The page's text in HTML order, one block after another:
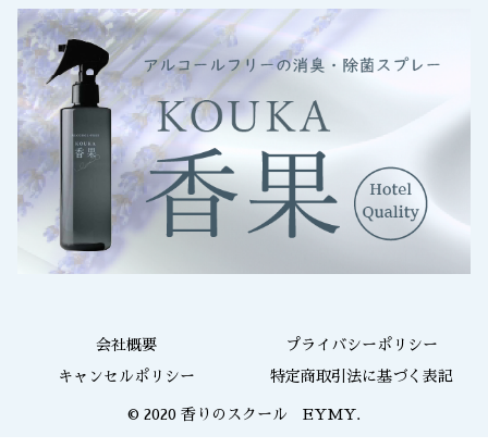
会社概要 プライバシーポリシー
キャンセルポリシー 特定商取引法に基づく表記
© 2020 香りのスクール EYMY.